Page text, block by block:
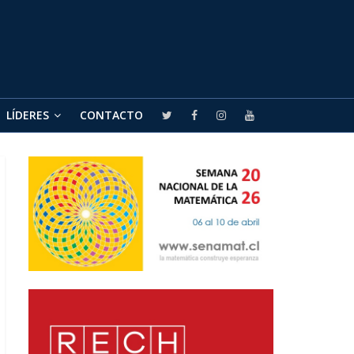
LÍDERES CONTACTO